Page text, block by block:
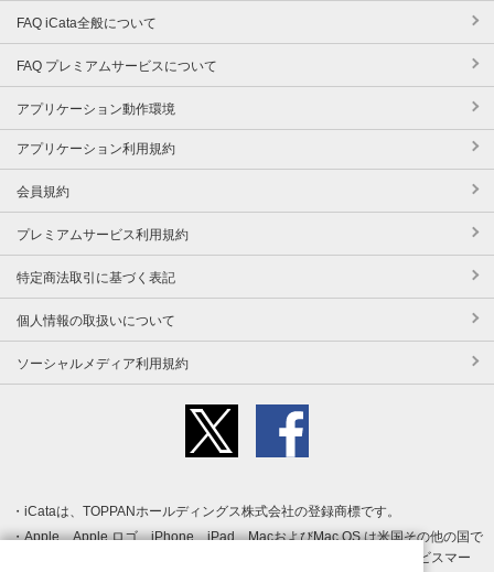
FAQ iCata全般について
FAQ プレミアムサービスについて
アプリケーション動作環境
アプリケーション利用規約
会員規約
プレミアムサービス利用規約
特定商法取引に基づく表記
個人情報の取扱いについて
ソーシャルメディア利用規約
iCataは、TOPPANホールディングス株式会社の登録商標です。
Apple、Apple ロゴ、iPhone、iPad、MacおよびMac OS は米国その他の国で
登録された Apple Inc. の商標です。App Store は Apple Inc. のサービスマー